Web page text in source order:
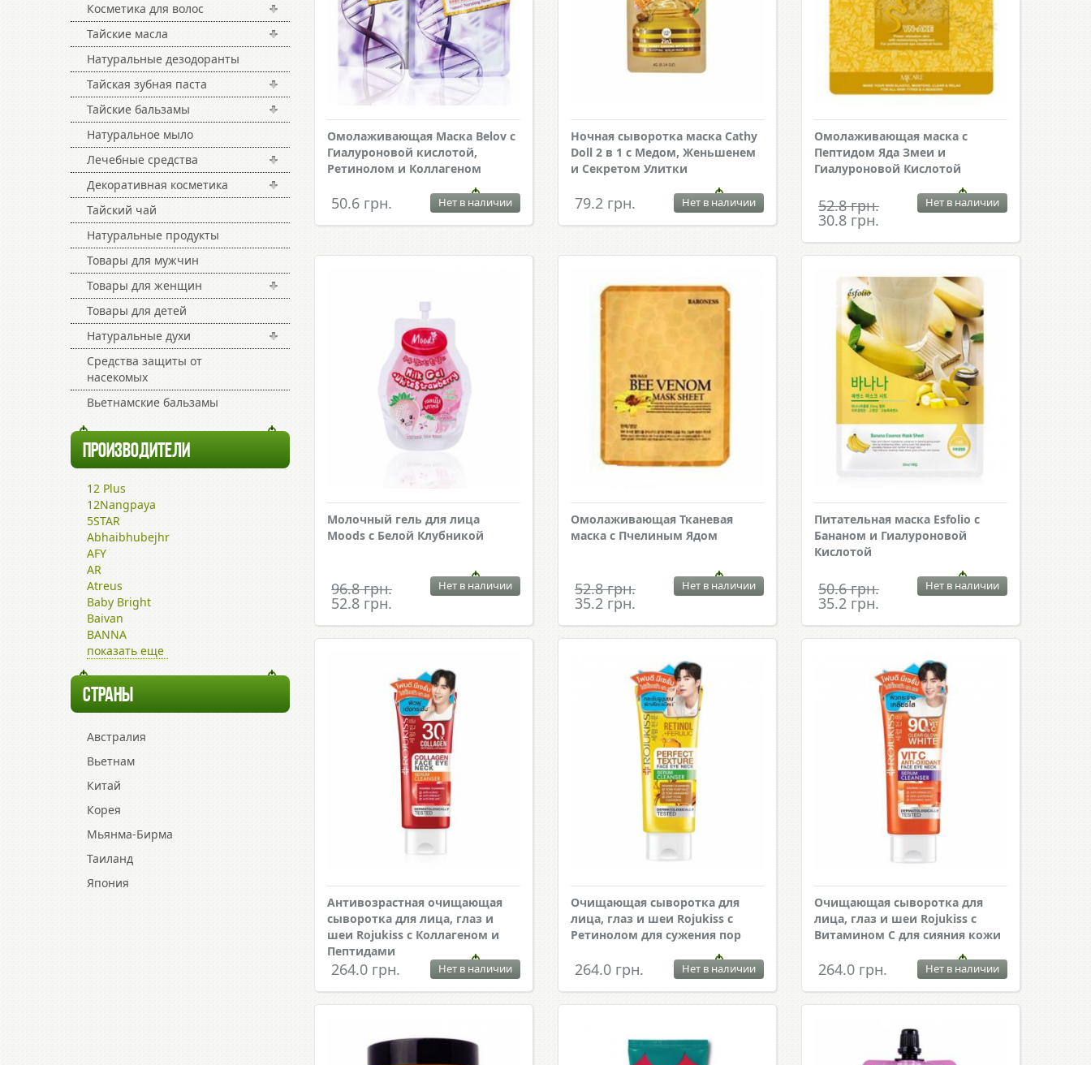
Косметика для волос
Тайские масла
Натуральные дезодоранты
Тайская зубная паста
Тайские бальзамы
Натуральное мыло
Лечебные средства
Декоративная косметика
Тайский чай
Натуральные продукты
Товары для мужчин
Товары для женщин
Товары для детей
Натуральные духи
Средства защиты от
насекомых
Вьетнамские бальзамы
ПРОИЗВОДИТЕЛИ
12 Plus
12Nangpaya
5STAR
Abhaibhubejhr
AFY
AR
Atreus
Baby Bright
Baivan
BANNA
показать еще
СТРАНЫ
Австралия
Вьетнам
Китай
Корея
Мьянма-Бирма
Таиланд
Япония
Омолаживающая Маска Belov с
Гиалуроновой кислотой,
Ретинолом и Коллагеном
50.6 грн. Нет в наличии
Ночная сыворотка маска Cathy
Doll 2 в 1 с Медом, Женьшенем
и Секретом Улитки
79.2 грн. Нет в наличии
Омолаживающая маска с
Пептидом Яда Змеи и
Гиалуроновой Кислотой
52.8 грн.
30.8 грн.
Нет в наличии
Молочный гель для лица
Moods с Белой Клубникой
96.8 грн.
52.8 грн.
Нет в наличии
Омолаживающая Тканевая
маска с Пчелиным Ядом
52.8 грн.
35.2 грн.
Нет в наличии
Питательная маска Esfolio с
Бананом и Гиалуроновой
Кислотой
50.6 грн.
35.2 грн.
Нет в наличии
Антивозрастная очищающая
сыворотка для лица, глаз и
шеи Rojukiss с Коллагеном и
Пептидами
264.0 грн. Нет в наличии
Очищающая сыворотка для
лица, глаз и шеи Rojukiss с
Ретинолом для сужения пор
264.0 грн. Нет в наличии
Очищающая сыворотка для
лица, глаз и шеи Rojukiss с
Витамином С для сияния кожи
264.0 грн. Нет в наличии